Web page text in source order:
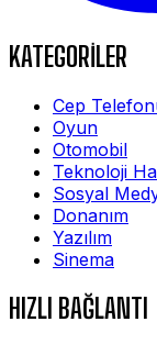
KATEGORİLER
Cep
Oyun
Otomobil
Teknoloji
Sosyal
Donanım
Yazılım
Sinema
HIZLI BAĞLANTI